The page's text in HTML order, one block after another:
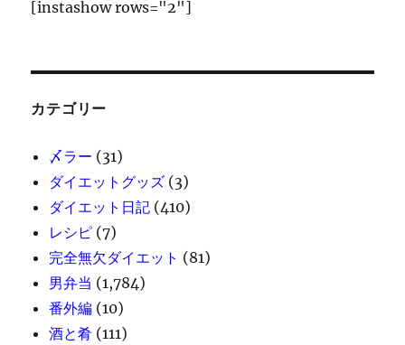
[instashow rows="2"]
カテゴリー
〆ラー (31)
ダイエットグッズ (3)
ダイエット日記 (410)
レシピ (7)
完全無欠ダイエット (81)
男弁当 (1,784)
番外編 (10)
酒と肴 (111)